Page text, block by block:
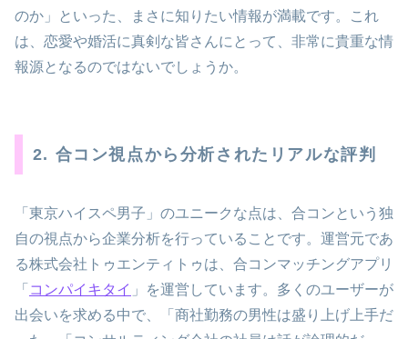
のか」といった、まさに知りたい情報が満載です。これ
は、恋愛や婚活に真剣な皆さんにとって、非常に貴重な情
報源となるのではないでしょうか。
2. 合コン視点から分析されたリアルな評判
「東京ハイスペ男子」のユニークな点は、合コンという独
自の視点から企業分析を行っていることです。運営元であ
る株式会社トゥエンティトゥは、合コンマッチングアプリ
「 コンパイキタイ 」を運営しています。多くのユーザーが
出会いを求める中で、「商社勤務の男性は盛り上げ上手だ